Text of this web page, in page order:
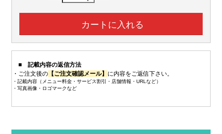
■ 記載内容の返信方法
・ご注文後の【ご注文確認メール】 に内容をご返信下さい。
・記載内容（メニュー料金・サービス割引・店舗情報・URLなど）
・写真画像・ロゴマークなど